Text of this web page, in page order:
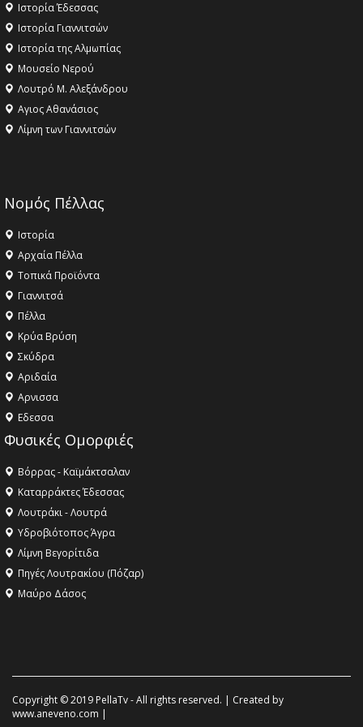
Ιστορία Έδεσσας
Ιστορία Γιαννιτσών
Ιστορία της Αλμωπίας
Μουσείο Νερού
Λουτρό Μ. Αλεξάνδρου
Αγιος Αθανάσιος
Λίμνη των Γιαννιτσών
Νομός Πέλλας
Ιστορία
Αρχαία Πέλλα
Τοπικά Προϊόντα
Γιαννιτσά
Πέλλα
Κρύα Βρύση
Σκύδρα
Αριδαία
Aρνισσα
Eδεσσα
Φυσικές Ομορφιές
Βόρρας - Καϊμάκτσαλαν
Καταρράκτες Έδεσσας
Λουτράκι - Λουτρά
Υδροβιότοπος Άγρα
Λίμνη Βεγορίτιδα
Πηγές Λουτρακίου (Πόζαρ)
Μαύρο Δάσος
Copyright © 2019 PellaTv - All rights reserved. | Created by
www.aneveno.com |